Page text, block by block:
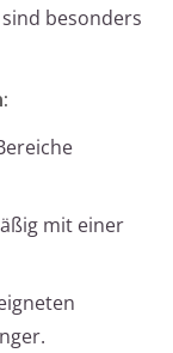
besonders
mit einer